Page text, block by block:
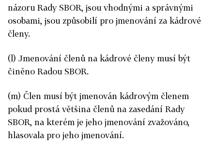
názoru Rady SBOR, jsou vhodnými a správnými
osobami, jsou způsobilí pro jmenování za kádrové
členy.
(l) Jmenování členů na kádrové členy musí být
činěno Radou SBOR.
(m) Člen musí být jmenován kádrovým členem
pokud prostá většina členů na zasedání Rady
SBOR, na kterém je jeho jmenování zvažováno,
hlasovala pro jeho jmenování.